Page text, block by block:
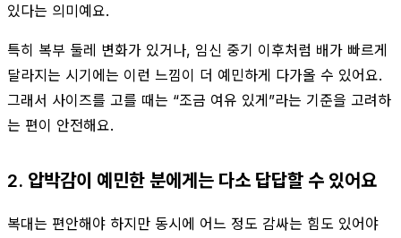
있다는 의미예요.
특히 복부 둘레 변화가 있거나, 임신 중기 이후처럼 배가 빠르게
달라지는 시기에는 이런 느낌이 더 예민하게 다가올 수 있어요.
그래서 사이즈를 고를 때는 “조금 여유 있게”라는 기준을 고려하
는 편이 안전해요.
2. 압박감이 예민한 분에게는 다소 답답할 수 있어요
복대는 편안해야 하지만 동시에 어느 정도 감싸는 힘도 있어야